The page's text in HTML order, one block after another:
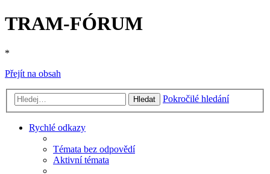
TRAM-FÓRUM
*
Přejít na obsah
Hledat Pokročilé hledání
Rychlé odkazy
Témata bez odpovědí
Aktivní témata